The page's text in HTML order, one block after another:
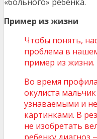
«больного» ребенка.
Пример из жизни
Чтобы понять,
проблема в
пример из жизни.
Во время
окулиста
узнаваемыми и
картинками. В
не изобретать